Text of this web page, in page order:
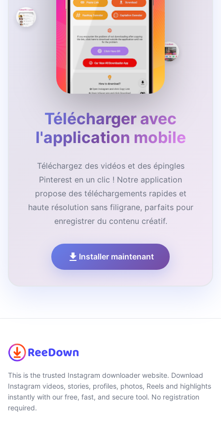
Télécharger avec
l'application mobile
Téléchargez des vidéos et des épingles
Pinterest en un clic ! Notre application
propose des téléchargements rapides et
haute résolution sans filigrane, parfaits pour
enregistrer du contenu créatif.
Installer maintenant
This is the trusted Instagram downloader website. Download
Instagram videos, stories, profiles, photos, Reels and highlights
instantly with our free, fast, and secure tool. No registration
required.